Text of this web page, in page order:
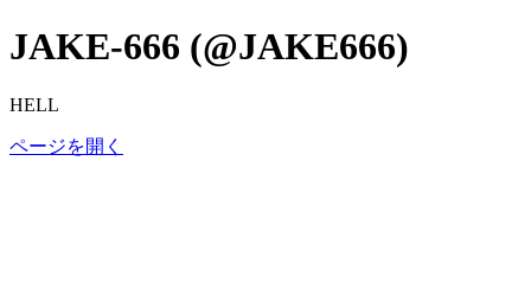
JAKE-666 (@JAKE666)
HELL
ページを開く